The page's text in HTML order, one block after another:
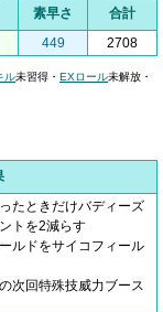
素早さ
合計
449 2708
ル未習得・ EXロール未解放・
たときだけバディーズ
トを2減らす
ルドをサイコフィール
次回特殊技威力ブース